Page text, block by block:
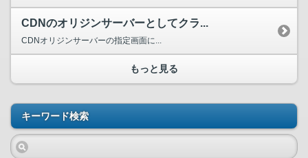
CDNのオリジンサーバーとしてクラ...
CDNオリジンサーバーの指定画面に...
もっと見る
キーワード検索